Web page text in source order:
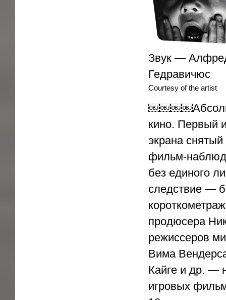
Звук —
Гедравичюс
Courtesy of the artist
￼￼￼￼Абсолют
кино. Первый
экрана
фильм-
без единого
следствие —
продюсера
режиссеров
Вима
Кайге и др. —
игровых